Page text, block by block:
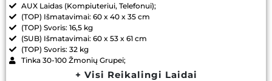
AUX Laidas (Kompiuteriui, Telefonui);
(TOP) Išmatavimai: 60 x 40 x 35 cm
(TOP) Svoris: 16,5 kg
(SUB) Išmatavimai: 60 x 53 x 61 cm
(TOP) Svoris: 32 kg
Tinka 30-100 Žmonių Grupei;
+ Visi Reikalingi Laidai